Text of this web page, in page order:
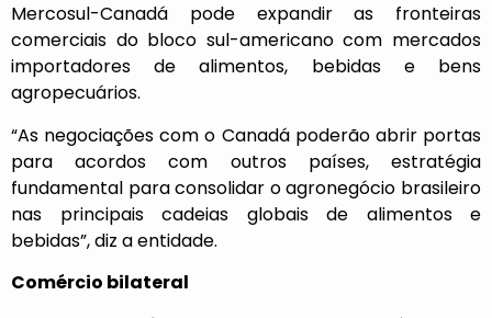
Mercosul-Canadá pode expandir as fronteiras
comerciais do bloco sul-americano com mercados
importadores de alimentos, bebidas e bens
agropecuários.
“As negociações com o Canadá poderão abrir portas
para acordos com outros países, estratégia
fundamental para consolidar o agronegócio brasileiro
nas principais cadeias globais de alimentos e
bebidas”, diz a entidade.
Comércio bilateral